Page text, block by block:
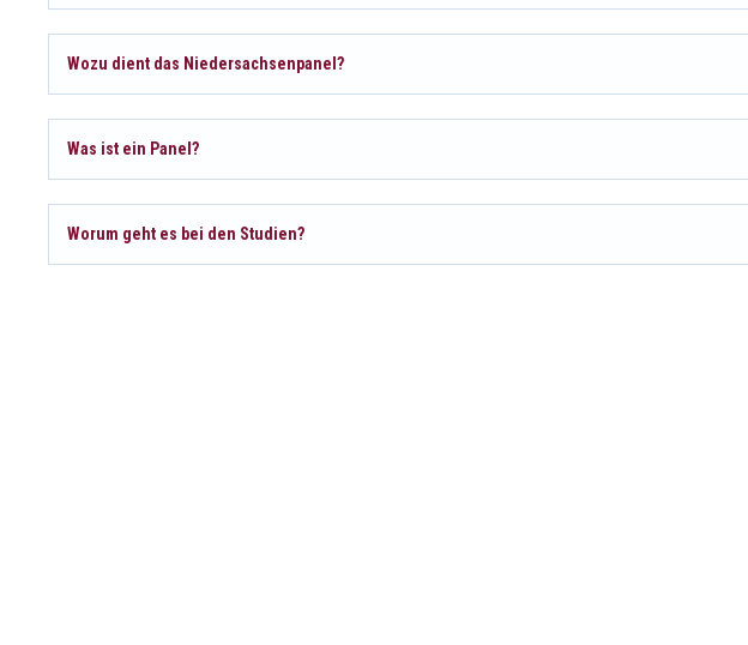
Wozu dient das Niedersachsenpanel?
Was ist ein Panel?
Worum geht es bei den Studien?